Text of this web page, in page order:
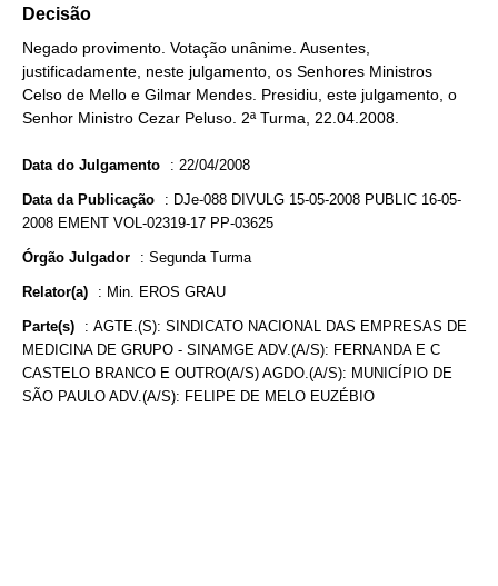
Decisão
Negado provimento. Votação unânime. Ausentes,
justificadamente, neste julgamento, os Senhores Ministros
Celso de Mello e Gilmar Mendes. Presidiu, este julgamento, o
Senhor Ministro Cezar Peluso. 2ª Turma, 22.04.2008.
Data do Julgamento : 22/04/2008
Data da Publicação : DJe-088 DIVULG 15-05-2008 PUBLIC 16-05-
2008 EMENT VOL-02319-17 PP-03625
Órgão Julgador : Segunda Turma
Relator(a) : Min. EROS GRAU
Parte(s) : AGTE.(S): SINDICATO NACIONAL DAS EMPRESAS DE
MEDICINA DE GRUPO - SINAMGE ADV.(A/S): FERNANDA E C
CASTELO BRANCO E OUTRO(A/S) AGDO.(A/S): MUNICÍPIO DE
SÃO PAULO ADV.(A/S): FELIPE DE MELO EUZÉBIO